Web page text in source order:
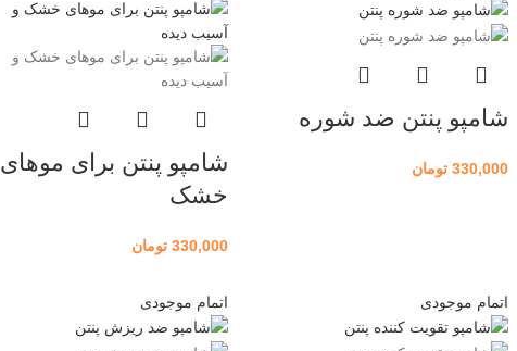
شامپو پنتن ضد شوره
330,000 تومان
شامپو پنتن برای موهای
خشک
330,000 تومان
اتمام موجودی اتمام موجودی